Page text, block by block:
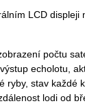
LCD displeji
počtu
echolotu,
ryby, stav každé
lodi od